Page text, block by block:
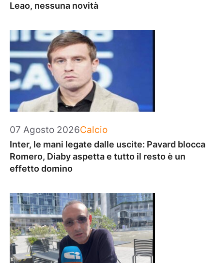
Leao, nessuna novità
07 Agosto 2026Categorie
Calcio
Inter, le mani legate dalle uscite: Pavard blocca
Romero, Diaby aspetta e tutto il resto è un
effetto domino